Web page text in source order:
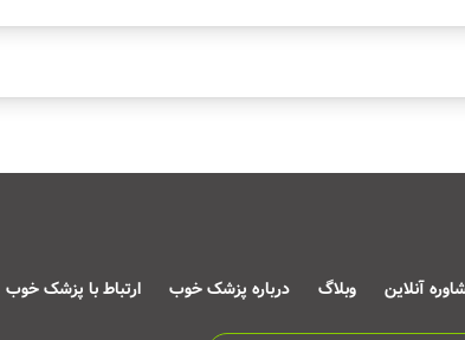
آنلاین وبلاگ درباره پزشک خوب ارتباط با پزشک خوب